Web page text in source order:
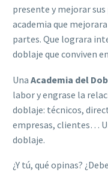
presente y mejorar
academia que
partes. Que lograra
doblaje que conviven
Una Academia del
labor y engrase la
doblaje: técnicos,
empresas, clientes…
doblaje.
¿Y tú, qué opinas?